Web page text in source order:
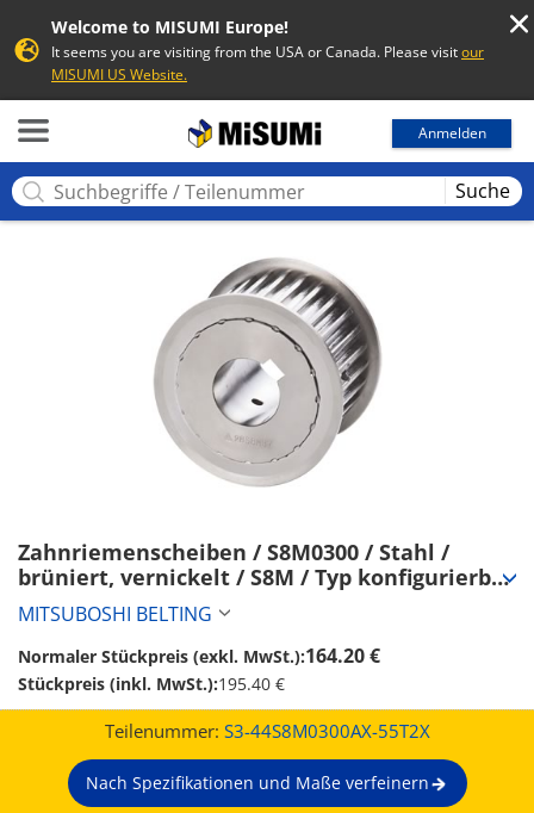
Welcome to MISUMI Europe!
It seems you are visiting from the USA or Canada. Please visitour
MISUMI US Website.
Anmelden
Suche
Zahnriemenscheiben / S8M0300 / Stahl /
brüniert, vernickelt / S8M / Typ konfigurierbar
/ Bordscheibe wählbar / konfigurierbar (S3-
44S8M0300AX-55T2X)
MITSUBOSHI BELTING
Normaler Stückpreis (exkl. MwSt.):164.20 €
Stückpreis (inkl. MwSt.):195.40 €
Teilenummer: S3-44S8M0300AX-55T2X
Nach Spezifikationen und Maße verfeinern